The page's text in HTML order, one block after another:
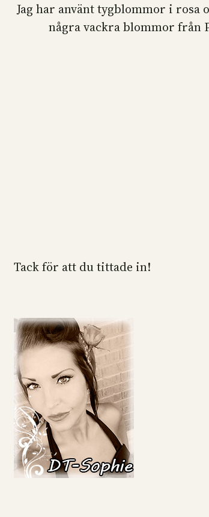
Jag har använt tygblommor i
några vackra blommor från
Tack för att du tittade in!